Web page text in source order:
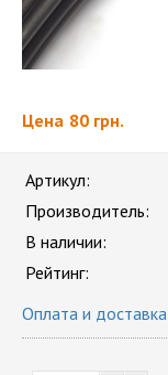
Цена 80 грн.
Артикул:
Производитель:
В наличии:
Рейтинг:
Оплата и доставка